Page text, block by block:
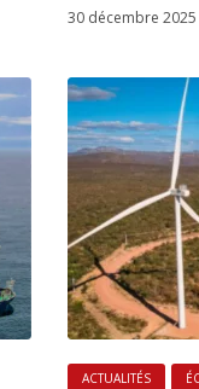
30 décembre 2025
ACTUALITÉS